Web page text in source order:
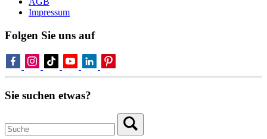
Impressum
Folgen Sie uns auf
Sie suchen etwas?